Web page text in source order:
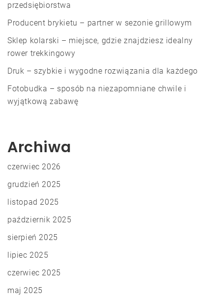
przedsiębiorstwa
Producent brykietu – partner w sezonie grillowym
Sklep kolarski – miejsce, gdzie znajdziesz idealny
rower trekkingowy
Druk – szybkie i wygodne rozwiązania dla każdego
Fotobudka – sposób na niezapomniane chwile i
wyjątkową zabawę
Archiwa
czerwiec 2026
grudzień 2025
listopad 2025
październik 2025
sierpień 2025
lipiec 2025
czerwiec 2025
maj 2025